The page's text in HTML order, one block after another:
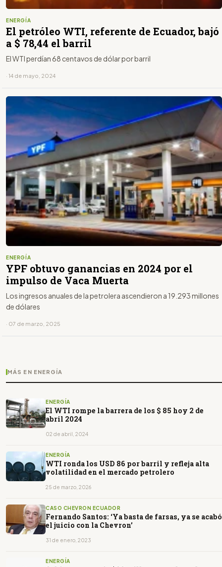
ENERGÍA
El petróleo WTI, referente de Ecuador, bajó
a $ 78,44 el barril
El WTI perdían 68 centavos de dólar por barril
· 14 de mayo, 2024
ENERGÍA
YPF obtuvo ganancias en 2024 por el
impulso de Vaca Muerta
Los ingresos anuales de la petrolera ascendieron a 19.293 millones
de dólares
· 07 de marzo, 2025
MÁS EN ENERGÍA
ENERGÍA
El WTI rompe la barrera de los $ 85 hoy 2 de
abril 2024
02 de abril, 2024
ENERGÍA
WTI ronda los USD 86 por barril y refleja alta
volatilidad en el mercado petrolero
25 de marzo, 2026
CASO CHEVRON ECUADOR
Fernando Santos: ‘Ya basta de farsas, ya se acabó
el juicio con la Chevron’
31 de enero, 2023
ENERGÍA